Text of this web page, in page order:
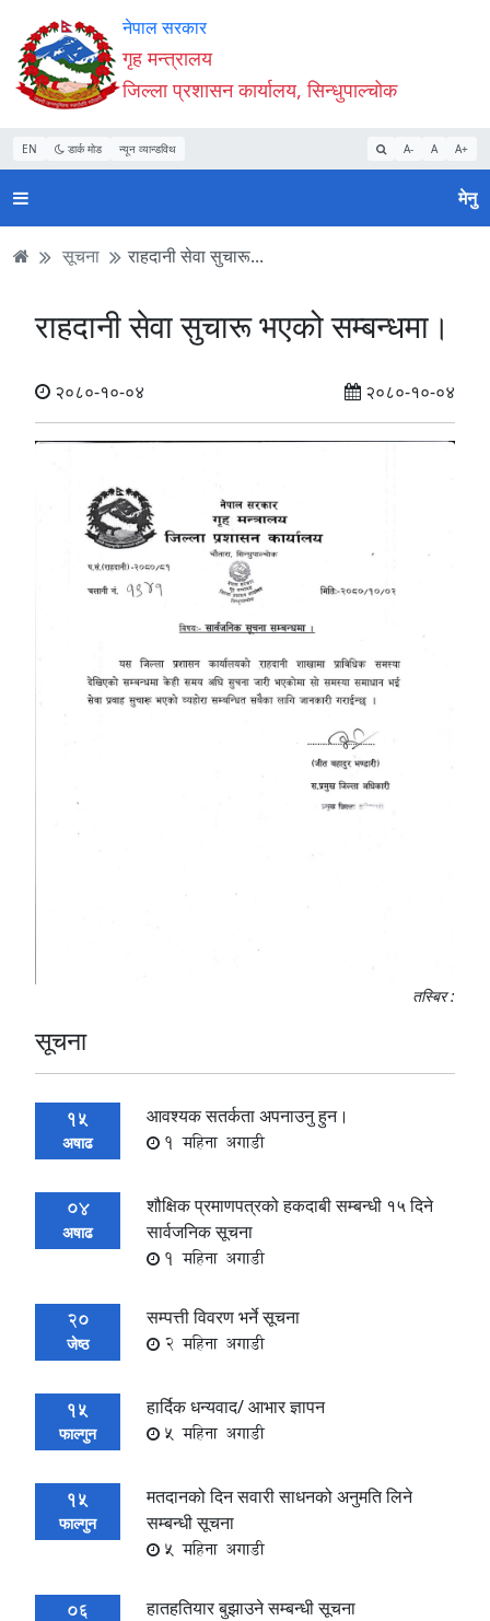
Accessibility
Mode
सुरु
गर्नुहोस्
सामाग्री
पढ्नुहाेस्
नेभिगेसन
पढ्नुहाेस्
वेबसाइट
खोजमा
जानुहोस्
नेपाल सरकार
गृह मन्त्रालय
जिल्ला प्रशासन कार्यालय, सिन्धुपाल्चोक
EN डार्क मोड न्यून व्यान्डविथ A- A A+
मेनु
सूचना राहदानी सेवा सुचारू...
राहदानी सेवा सुचारू भएको सम्बन्धमा।
२०८०-१०-०४ २०८०-१०-०४
तस्बिर :
सूचना
15
अषाढ
आवश्यक सतर्कता अपनाउनु हुन।
1 महिना अगाडी
04
अषाढ
शौक्षिक प्रमाणपत्रको हकदाबी सम्बन्धी १५ दिने
सार्वजनिक सूचना
1 महिना अगाडी
20
जेष्ठ
सम्पत्ती विवरण भर्ने सूचना
2 महिना अगाडी
15
फाल्गुन
हार्दिक धन्यवाद/ आभार ज्ञापन
5 महिना अगाडी
15
फाल्गुन
मतदानको दिन सवारी साधनको अनुमति लिने
सम्बन्धी सूचना
5 महिना अगाडी
06 हातहतियार बुझाउने सम्बन्धी सूचना